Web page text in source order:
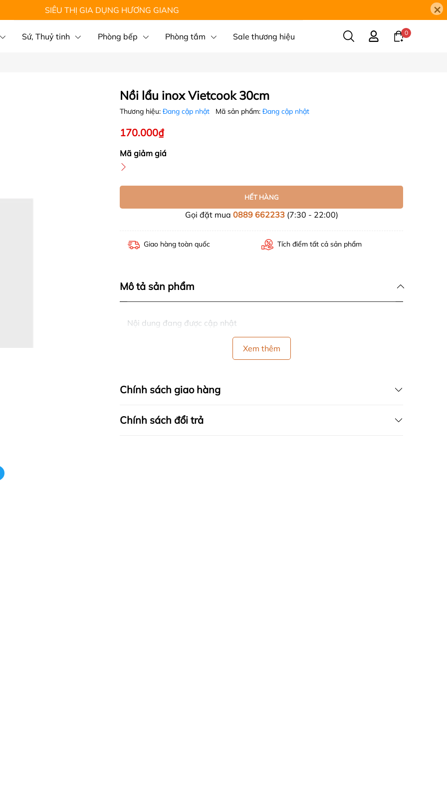
SIÊU THỊ GIA DỤNG HƯƠNG GIANG ×
Sứ, Thuỷ tinh Phòng bếp Phòng tắm Sale thương hiệu 0
Nồi lẩu inox Vietcook 30cm
Thương hiệu: Đang cập nhật Mã sản phẩm: Đang cập nhật
170.000₫
Mã giảm giá
HẾT HÀNG
Gọi đặt mua 0889 662233(7:30 - 22:00)
Giao hàng toàn quốc Tích điểm tất cả sản phẩm
Mô tả sản phẩm
Nội dung đang được cập nhật
Xem thêm
Chính sách giao hàng
Chính sách đổi trả